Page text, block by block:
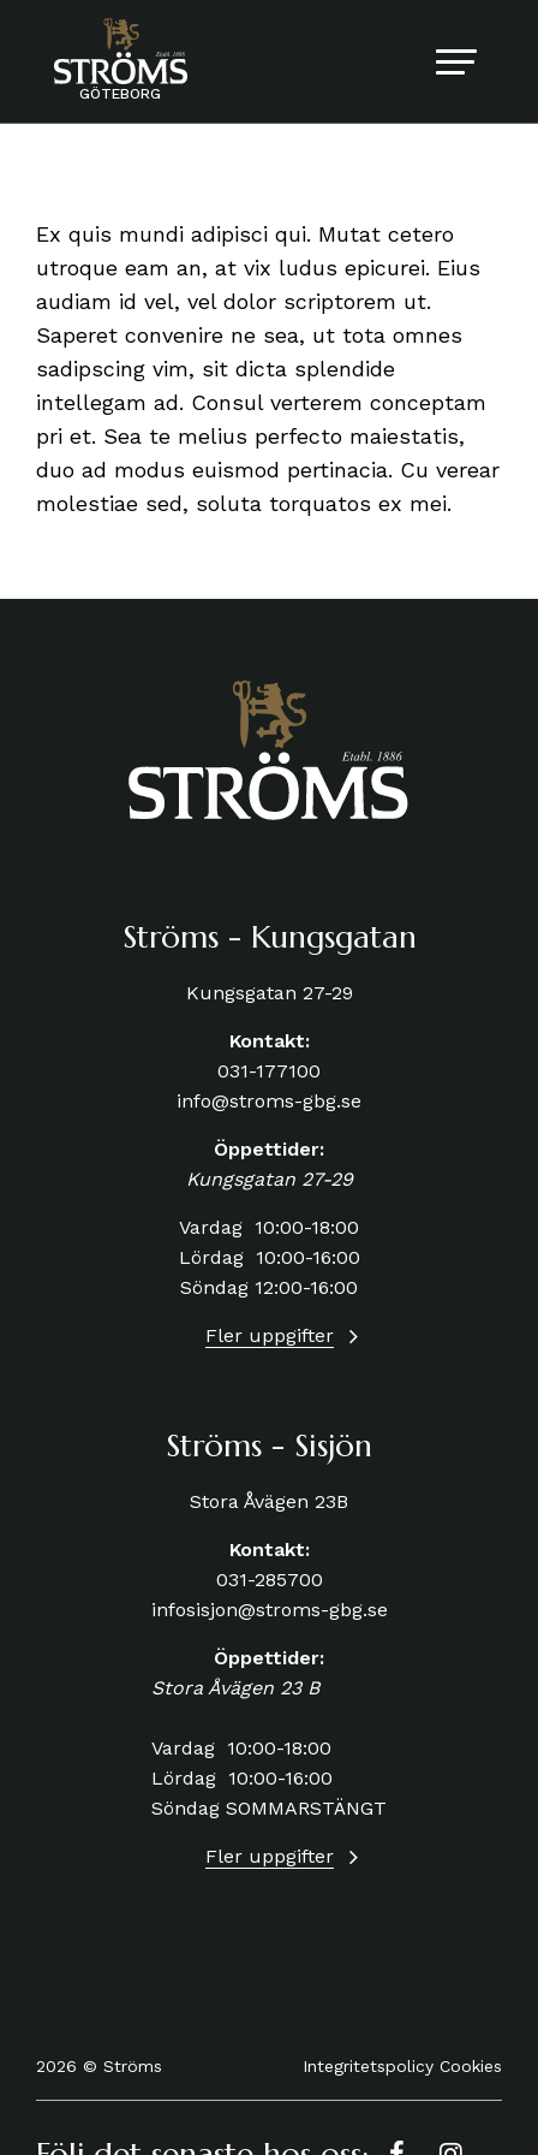
GÖTEBORG
Ex quis mundi adipisci qui. Mutat cetero
utroque eam an, at vix ludus epicurei. Eius
audiam id vel, vel dolor scriptorem ut.
Saperet convenire ne sea, ut tota omnes
sadipscing vim, sit dicta splendide
intellegam ad. Consul verterem conceptam
pri et. Sea te melius perfecto maiestatis,
duo ad modus euismod pertinacia. Cu verear
molestiae sed, soluta torquatos ex mei.
Ströms - Kungsgatan
Kungsgatan 27-29
Kontakt:
031-177100
info@stroms-gbg.se
Öppettider:
Kungsgatan 27-29
Vardag 10:00-18:00
Lördag 10:00-16:00
Söndag 12:00-16:00
Fler uppgifter
Ströms - Sisjön
Stora Åvägen 23B
Kontakt:
031-285700
infosisjon@stroms-gbg.se
Öppettider:
Stora Åvägen 23 B
Vardag 10:00-18:00
Lördag 10:00-16:00
Söndag SOMMARSTÄNGT
Fler uppgifter
2026 © Ströms Integritetspolicy Cookies